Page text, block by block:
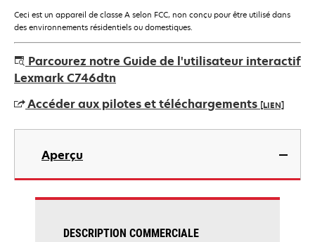
Ceci est un appareil de classe A selon FCC, non conçu pour être utilisé dans
des environnements résidentiels ou domestiques.
Parcourez notre Guide de l'utilisateur interactif
Lexmark C746dtn
Accéder aux pilotes et téléchargements [LIEN]
s’ouvre
nouvel
onglet
Aperçu
DESCRIPTION COMMERCIALE